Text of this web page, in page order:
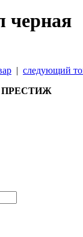
черная
| следующий
ПРЕСТИЖ